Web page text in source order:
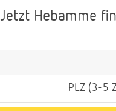
Jetzt Hebamme
PLZ (3-5